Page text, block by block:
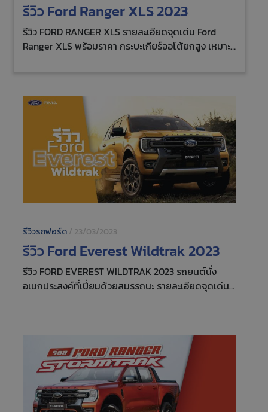
รีวิว Ford Ranger XLS 2023
รีวิว FORD RANGER XLS รายละเอียดจุดเด่น Ford
Ranger XLS พร้อมราคา กระบะเกียร์ออโต้ยกสูง เหมาะ
รีวิวรถฟอร์ด/ 23/03/2023
รีวิว Ford Everest Wildtrak 2023
รีวิว FORD EVEREST WILDTRAK 2023 รถยนต์นั่ง
อเนกประสงค์ที่เปี่ยมด้วยสมรรถนะ รายละเอียดจุดเด่น